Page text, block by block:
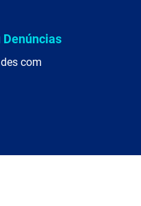
Denúncias
com